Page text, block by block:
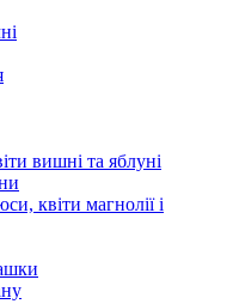
вишні та яблуні
квіти магнолії і